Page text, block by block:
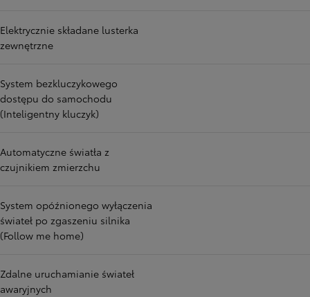
Elektrycznie składane lusterka
zewnętrzne
System bezkluczykowego
dostępu do samochodu
(Inteligentny kluczyk)
Automatyczne światła z
czujnikiem zmierzchu
System opóźnionego wyłączenia
świateł po zgaszeniu silnika
(Follow me home)
Zdalne uruchamianie świateł
awaryjnych